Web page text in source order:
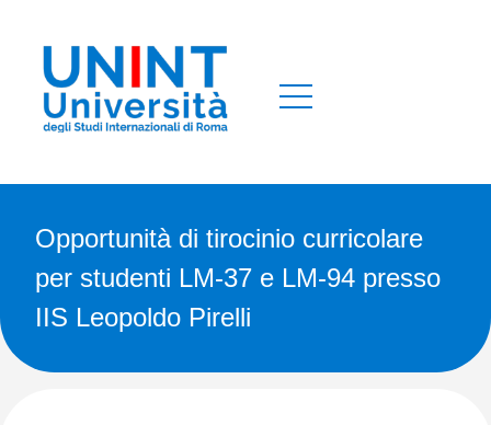
Opportunità di tirocinio curricolare
per studenti LM-37 e LM-94 presso
IIS Leopoldo Pirelli